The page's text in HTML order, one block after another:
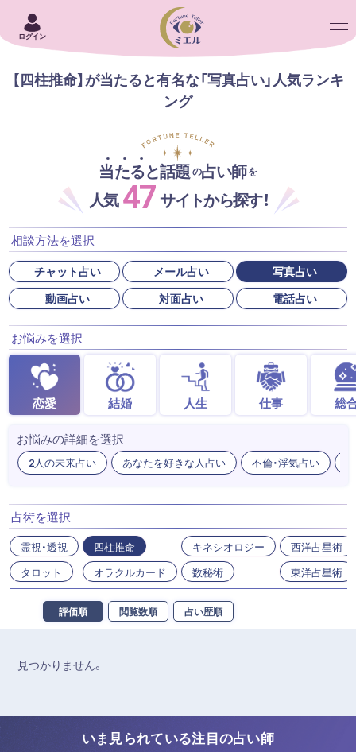
ログイン
【四柱推命】が当たると有名な「写真占い」人気ランキ
ング
当たると話題の占い師を
人気47サイトから探す！
相談方法を選択
チャット占い メール占い
写真占い
動画占い
対面占い 電話占い
お悩みを選択
恋愛 結婚 人生 仕事 総
お悩みの詳細を選択
2人の未来占い あなたを好きな人占い 不倫・浮気占い
占術を選択
霊視・透視
タロット
四柱推命
オラクルカード
キネシオロジー
数秘術
西洋占星術
東洋占星術
評価順 閲覧数順 占い歴順
見つかりません。
いま見られている注目の占い師